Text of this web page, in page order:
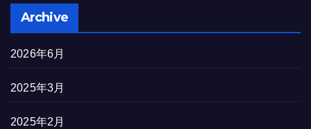
Archive
2026年6月
2025年3月
2025年2月